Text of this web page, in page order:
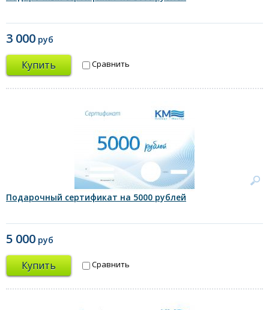
3 000 руб
Купить Сравнить
Подарочный сертификат на 5000 рублей
5 000 руб
Купить Сравнить